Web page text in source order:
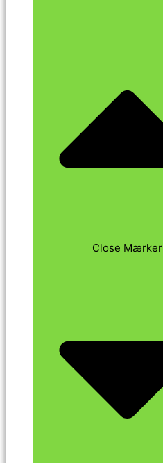
Close Mærker